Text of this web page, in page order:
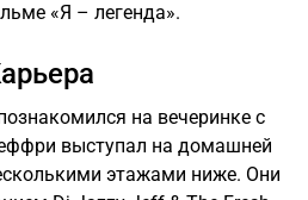
«Я – легенда».
на вечеринке с
выступал на домашней
этажами ниже. Они